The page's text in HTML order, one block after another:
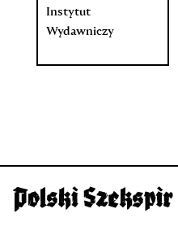
Instytut
Wydawniczy